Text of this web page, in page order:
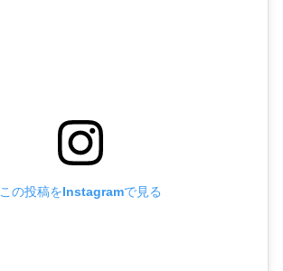
この投稿をInstagramで見る